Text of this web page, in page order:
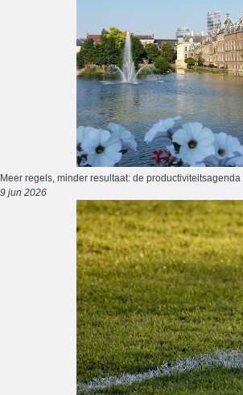
Meer regels, minder resultaat: de
9 jun 2026